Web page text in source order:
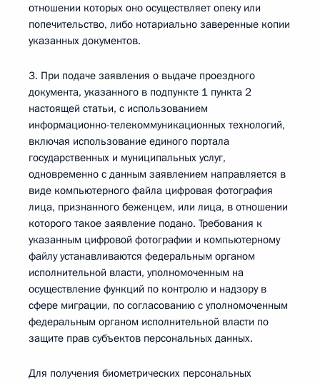
отношении которых оно осуществляет опеку или
попечительство, либо нотариально заверенные копии
указанных документов.
3. При подаче заявления о выдаче проездного
документа, указанного в подпункте 1 пункта 2
настоящей статьи, с использованием
информационно-телекоммуникационных технологий,
включая использование единого портала
государственных и муниципальных услуг,
одновременно с данным заявлением направляется в
виде компьютерного файла цифровая фотография
лица, признанного беженцем, или лица, в отношении
которого такое заявление подано. Требования к
указанным цифровой фотографии и компьютерному
файлу устанавливаются федеральным органом
исполнительной власти, уполномоченным на
осуществление функций по контролю и надзору в
сфере миграции, по согласованию с уполномоченным
федеральным органом исполнительной власти по
защите прав субъектов персональных данных.
Для получения биометрических персональных